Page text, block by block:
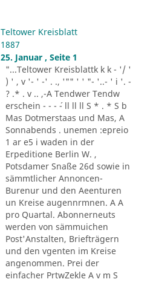
Teltower Kreisblatt
1887
25. Januar , Seite 1
"...Teltower Kreisblattk k k - '/ '
) ' , v '- ' -' . ., '"" ' ' "- '..- ' i '. -
? .* . v .. ,-A Tendwer Tendw
erschein - - - ´- ll ll ll S * . * S b
Mas Dotmerstaas und Mas, A
Sonnabends . unemen :epreio
1 ar e5 i waden in der
Erpeditione Berlin W. ,
Potsdamer Snaße 26d sowie in
sämmtlicher Annoncen-
Burenur und den Aeenturen
un Kreise augennrmnen. A A
pro Quartal. Abonnerneuts
werden von sämmuichen
Post'Anstalten, Briefträgern
und den vgenten im Kreise
angenommen. Prei der
einfacher PrtwZekle A v m S